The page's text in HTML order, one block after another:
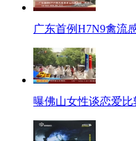
广东首例H7N9禽流
曝佛山女性谈恋爱